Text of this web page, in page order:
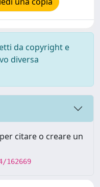
da copyright e
diversa
citare o creare un